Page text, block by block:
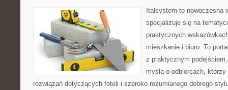
Italsystem to nowoczesna
specjalizuje się na
praktycznych
mieszkanie i biuro. To
z praktycznym
myślą o odbiorcach,
rozwiązań dotyczących foteli i szeroko rozumianego dobrego